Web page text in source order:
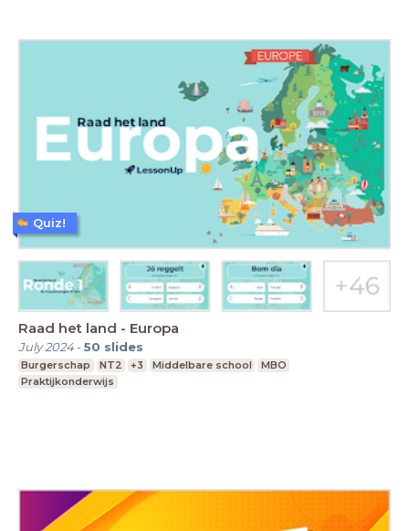
Raad het land - Europa
July 2024-50 slides
Burgerschap NT2 +3 Middelbare school
MBO
Praktijkonderwijs
Quiz!